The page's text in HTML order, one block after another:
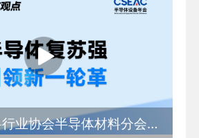
中国电子材料行业协会半导体材料分会秘书长 林健：全球半导体复苏强劲材料引领新一轮革命